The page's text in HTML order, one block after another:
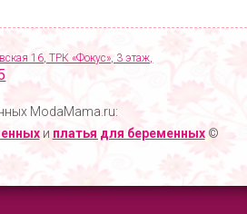
16, ТРК «Фокус», 3 этаж,
ModaMama.ru:
и платья для беременных©